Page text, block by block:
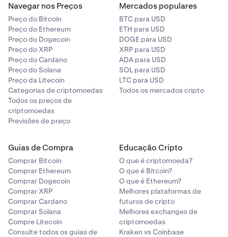
Navegar nos Preços
Preço do Bitcoin
Preço do Ethereum
Preço do Dogecoin
Preço do XRP
Preço do Cardano
Preço do Solana
Preço da Litecoin
Categorias de criptomoedas
Todos os preços de
criptomoedas
Previsões de preço
Mercados populares
BTC para USD
ETH para USD
DOGE para USD
XRP para USD
ADA para USD
SOL para USD
LTC para USD
Todos os mercados cripto
Guias de Compra
Comprar Bitcoin
Comprar Ethereum
Comprar Dogecoin
Comprar XRP
Comprar Cardano
Comprar Solana
Compre Litecoin
Consulte todos os guias de
Educação Cripto
O que é criptomoeda?
O que é Bitcoin?
O que é Ethereum?
Melhores plataformas de
futuros de cripto
Melhores exchanges de
criptomoedas
Kraken vs Coinbase